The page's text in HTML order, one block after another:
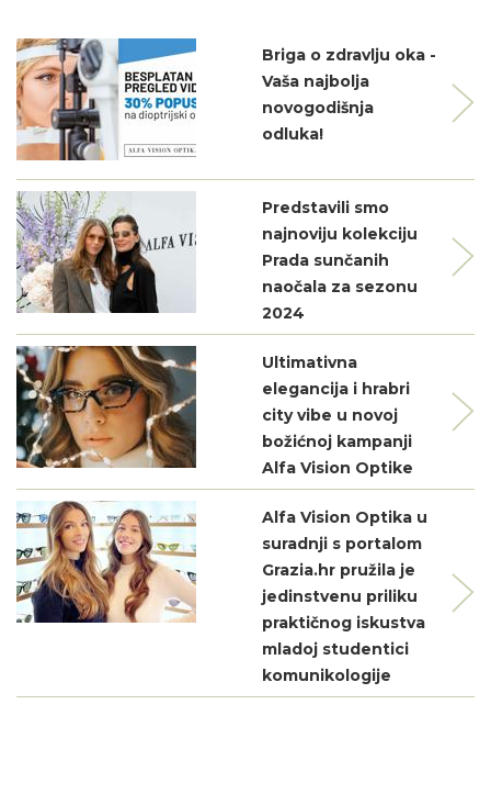
Briga o zdravlju oka -
Vaša najbolja
novogodišnja
odluka!
Predstavili smo
najnoviju kolekciju
Prada sunčanih
naočala za sezonu
2024
Ultimativna
elegancija i hrabri
city vibe u novoj
božićnoj kampanji
Alfa Vision Optike
Alfa Vision Optika u
suradnji s portalom
Grazia.hr pružila je
jedinstvenu priliku
praktičnog iskustva
mladoj studentici
komunikologije